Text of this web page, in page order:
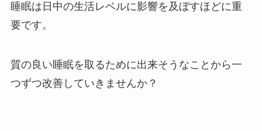
睡眠は日中の生活レベルに影響を及ぼすほどに重
要です。
質の良い睡眠を取るために出来そうなことから一
つずつ改善していきませんか？